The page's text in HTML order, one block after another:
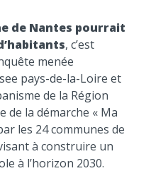
de Nantes pourrait
, c’est
menée
pays-de-la-Loire et
de la Région
de la démarche « Ma
les 24 communes de
à construire un
à l’horizon 2030.